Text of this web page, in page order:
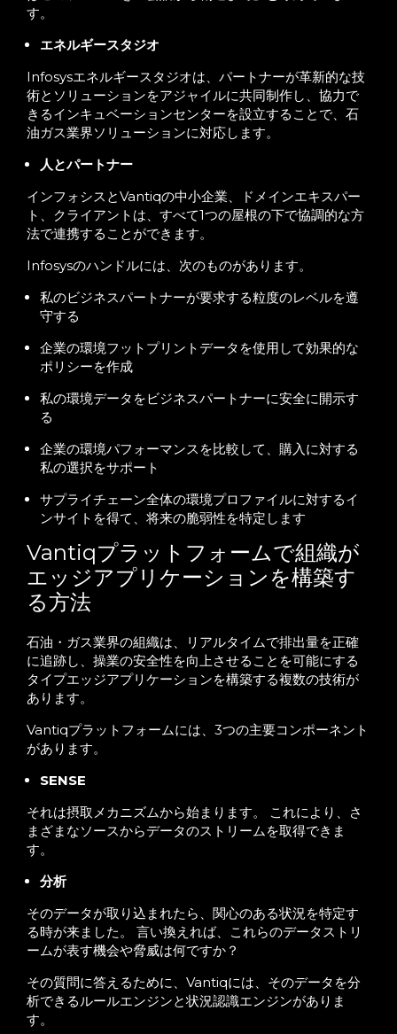
す。
エネルギースタジオ
Infosysエネルギースタジオは、パートナーが革新的な技
術とソリューションをアジャイルに共同制作し、協力で
きるインキュベーションセンターを設立することで、石
油ガス業界ソリューションに対応します。
人とパートナー
インフォシスとVantiqの中小企業、ドメインエキスパー
ト、クライアントは、すべて1つの屋根の下で協調的な方
法で連携することができます。
Infosysのハンドルには、次のものがあります。
私のビジネスパートナーが要求する粒度のレベルを遵
守する
企業の環境フットプリントデータを使用して効果的な
ポリシーを作成
私の環境データをビジネスパートナーに安全に開示す
る
企業の環境パフォーマンスを比較して、購入に対する
私の選択をサポート
サプライチェーン全体の環境プロファイルに対するイ
ンサイトを得て、将来の脆弱性を特定します
Vantiqプラットフォームで組織が
エッジアプリケーションを構築す
る方法
石油・ガス業界の組織は、リアルタイムで排出量を正確
に追跡し、操業の安全性を向上させることを可能にする
タイプエッジアプリケーションを構築する複数の技術が
あります。
Vantiqプラットフォームには、3つの主要コンポーネント
があります。
SENSE
それは摂取メカニズムから始まります。 これにより、さ
まざまなソースからデータのストリームを取得できま
す。
分析
そのデータが取り込まれたら、関心のある状況を特定す
る時が来ました。 言い換えれば、これらのデータストリ
ームが表す機会や脅威は何ですか？
その質問に答えるために、Vantiqには、そのデータを分
析できるルールエンジンと状況認識エンジンがありま
す。